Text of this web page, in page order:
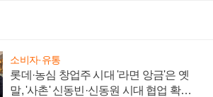
소비자·유통
롯데·농심 창업주 시대 '라면 앙금'은 옛
말, '사촌' 신동빈·신동원 시대 협업 확대